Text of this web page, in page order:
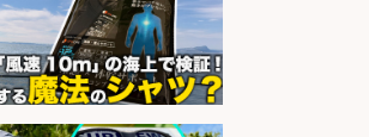
/志布志市
ホットスタッフ鹿児島
sponsored by 求人ボックス